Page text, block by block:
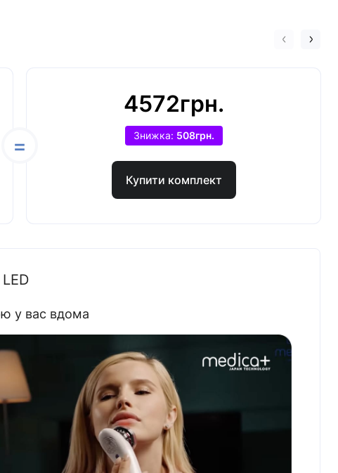
4572грн.
Знижка: 508грн.
Купити комплект
у вас вдома